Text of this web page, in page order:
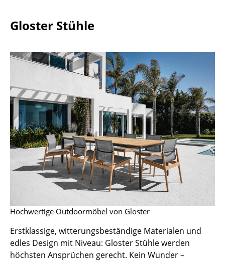
Outdoor-Leuchten
... alle Leuchten
Betten
Doppelbetten
Einzelbetten
Stapelbetten
Kinderbetten
Nachttische & Bettzubehör
... alle Betten
Accessoires
Uhren
Gloster Stühle
Hochwertige Outdoormöbel von Gloster
Erstklassige, witterungsbeständige Materialen und
edles Design mit Niveau: Gloster Stühle werden
höchsten Ansprüchen gerecht. Kein Wunder –